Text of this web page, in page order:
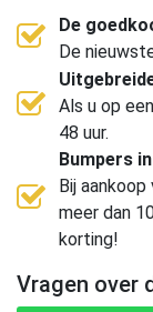
De
De
Als u op
48 uur.
Bumpers
Bij
meer dan
korting!
Vragen over